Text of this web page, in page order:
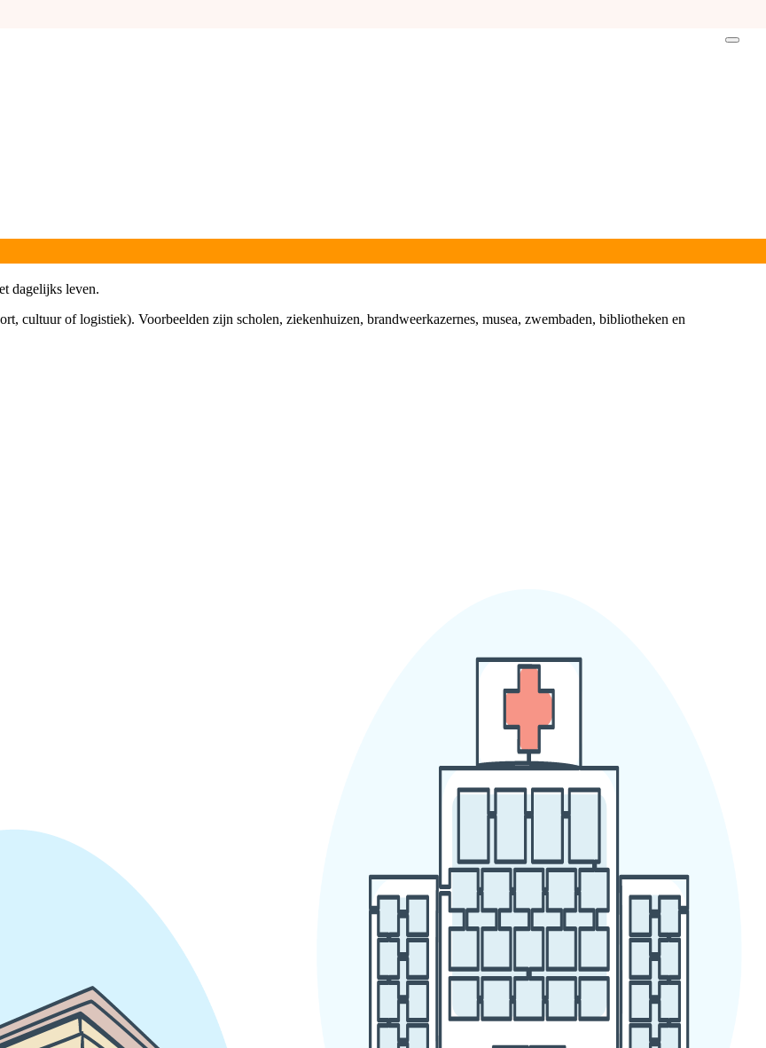
dagelijks leven.
cultuur of logistiek). Voorbeelden zijn scholen, ziekenhuizen, brandweerkazernes, musea, zwembaden, bibliotheken en